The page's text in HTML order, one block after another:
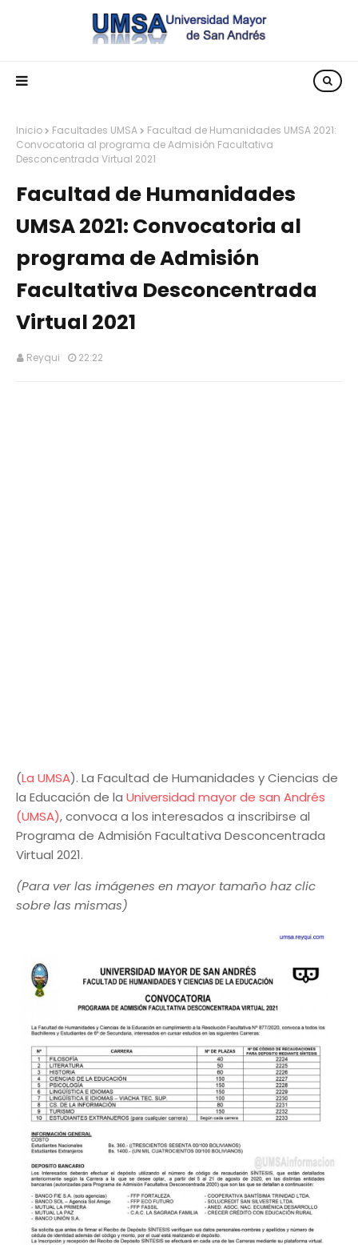
Inicio Facultades UMSA
Facultad de Humanidades UMSA 2021:
Convocatoria al programa de Admisión Facultativa
Desconcentrada Virtual 2021
Facultad de Humanidades
UMSA 2021: Convocatoria al
programa de Admisión
Facultativa Desconcentrada
Virtual 2021
Reyqui 22:22
(La UMSA). La Facultad de Humanidades y Ciencias de
la Educación de la Universidad mayor de san Andrés
(UMSA), convoca a los interesados a inscribirse al
Programa de Admisión Facultativa Desconcentrada
Virtual 2021.
(Para ver las imágenes en mayor tamaño haz clic
sobre las mismas)